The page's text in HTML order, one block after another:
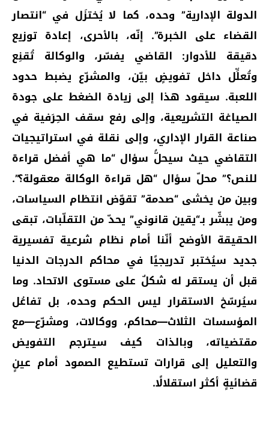
الدولة الإدارية” وحده، كما لا يُختزَل في “انتصار
القضاء على الخبرة”. إنّه، بالأحرى، إعادة توزيع
دقيقة للأدوار: القاضي يفسّر، والوكالة تُقنِع
وتُعلِّل داخل تفويضٍ بيّن، والمشرّع يضبط حدود
اللعبة. سيقود هذا إلى زيادة الضغط على جودة
الصياغة التشريعية، وإلى رفع سقف الحِرَفية في
صناعة القرار الإداري، وإلى نقلة في استراتيجيات
التقاضي حيث سيحلُّ سؤال “ما هي أفضل قراءة
للنص؟” محلّ سؤال “هل قراءة الوكالة معقولة؟”.
وبين من يخشى “صدمة” تقوّض انتظام السياسات،
ومن يبشّر بـ“يقين قانوني” يحدّ من التقلّبات، تبقى
الحقيقة الأوضح أنّنا أمام نظام شرعية تفسيرية
جديد سيُختبر تدريجيًا في محاكم الدرجات الدنيا
قبل أن يستقر له شكلٌ على مستوى الاتحاد. وما
سيُرسّخ الاستقرار ليس الحكم وحده، بل تفاعُل
المؤسسات الثلاث—محاكم، ووكالات، ومشرّع—مع
مقتضياته، وبالذات كيف سيترجم التفويض
والتعليل إلى قرارات تستطيع الصمود أمام عينٍ
قضائيةٍ أكثر استقلالًا.